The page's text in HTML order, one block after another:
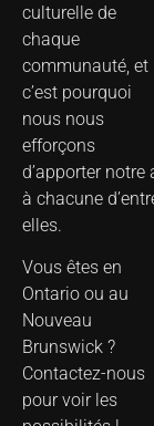
culturelle de
chaque
communauté, et
c’est pourquoi
nous nous
efforçons
d’apporter notre
à chacune
elles.
Vous êtes en
Ontario ou au
Nouveau
Brunswick ?
Contactez-nous
pour voir les